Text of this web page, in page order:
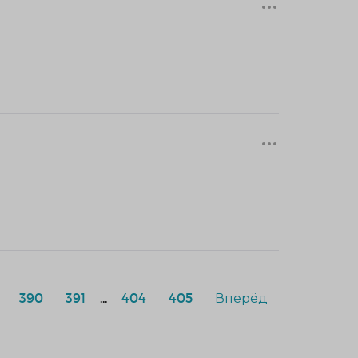
390 391 404 405 Вперёд